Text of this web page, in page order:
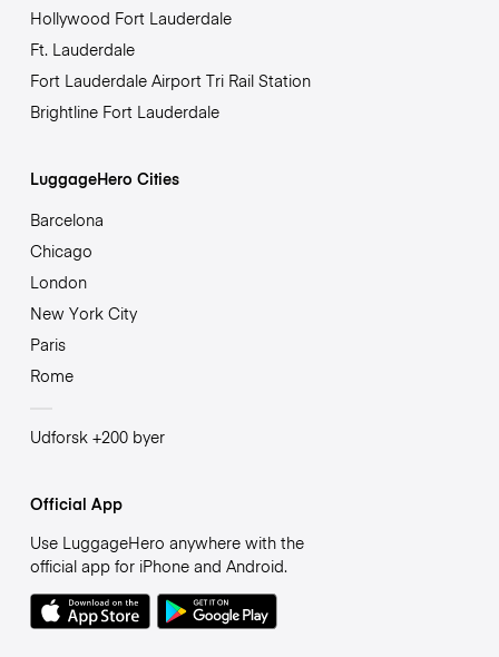
Hollywood Fort Lauderdale
Ft. Lauderdale
Fort Lauderdale Airport Tri Rail Station
Brightline Fort Lauderdale
LuggageHero Cities
Barcelona
Chicago
London
New York City
Paris
Rome
Udforsk +200 byer
Official App
Use LuggageHero anywhere with the
official app for iPhone and Android.